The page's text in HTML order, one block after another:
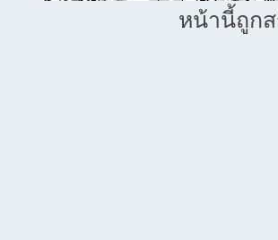
หน้านี้ถูกส